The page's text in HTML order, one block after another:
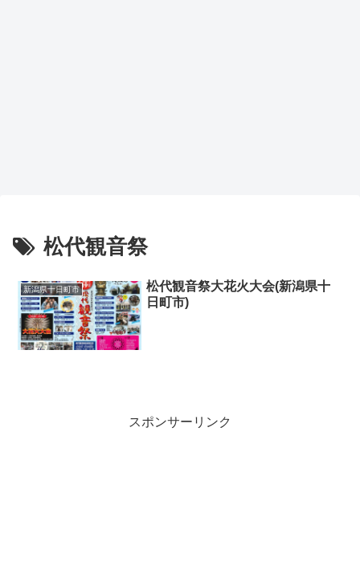
松代観音祭
新潟県十日町市
松代観音祭大花火大会(新潟県十
日町市)
スポンサーリンク